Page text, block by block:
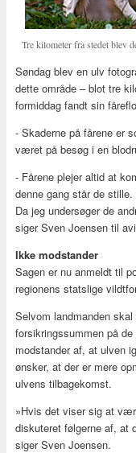
Tre kilometer fra stedet blev
Søndag blev en ulv
dette område – blot tre
formiddag fandt sin
- Skaderne på fårene er
været på besøg i en
- Fårene plejer altid at
denne gang står de
Da jeg undersøger de
siger Sven Joensen til
Ikke modstander
Sagen er nu anmeldt til
regionens statslige
Selvom landmanden
forsikringssummen på
modstander af, at ulven
ønsker, at der er mere
ulvens tilbagekomst.
»Hvis det viser sig at
diskuteret følgerne af, at
siger Sven Joensen.